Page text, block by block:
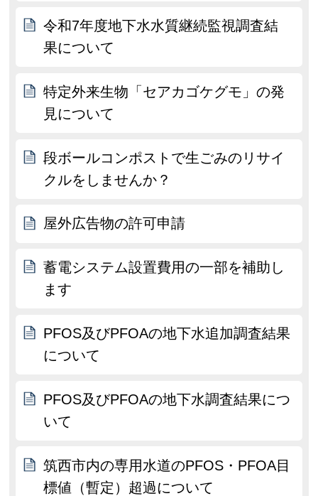
令和7年度地下水水質継続監視調査結
果について
特定外来生物「セアカゴケグモ」の発
見について
段ボールコンポストで生ごみのリサイ
クルをしませんか？
屋外広告物の許可申請
蓄電システム設置費用の一部を補助し
ます
PFOS及びPFOAの地下水追加調査結果
について
PFOS及びPFOAの地下水調査結果につ
いて
筑西市内の専用水道のPFOS・PFOA目
標値（暫定）超過について